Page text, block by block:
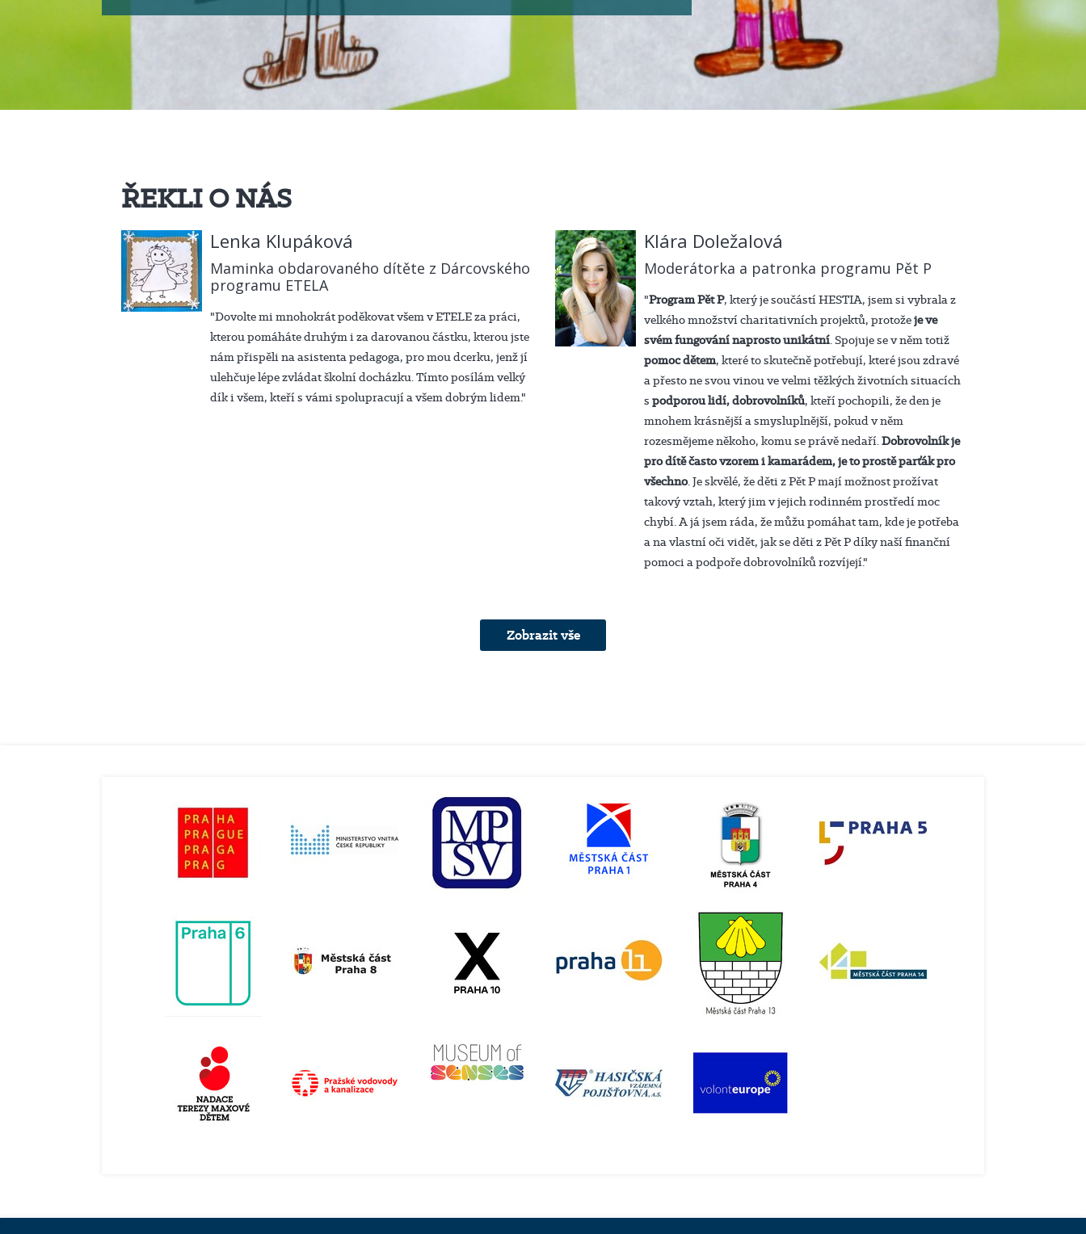
ŘEKLI O NÁS
Lenka Klupáková
Maminka obdarovaného dítěte z Dárcovského
programu ETELA
"Dovolte mi mnohokrát poděkovat všem v ETELE za práci,
kterou pomáháte druhým i za darovanou částku, kterou jste
nám přispěli na asistenta pedagoga, pro mou dcerku, jenž jí
ulehčuje lépe zvládat školní docházku. Tímto posílám velký
dík i všem, kteří s vámi spolupracují a všem dobrým lidem."
Klára Doležalová
Moderátorka a patronka programu Pět P
"Program Pět P, který je součástí HESTIA, jsem si vybrala z
velkého množství charitativních projektů, protožeje ve
svém fungování naprosto unikátní. Spojuje se v něm totiž
pomoc dětem, které to skutečně potřebují, které jsou zdravé
a přesto ne svou vinou ve velmi těžkých životních situacích
s podporou lidí, dobrovolníků, kteří pochopili, že den je
mnohem krásnější a smysluplnější, pokud v něm
rozesmějeme někoho, komu se právě nedaří.Dobrovolník je
pro dítě často vzorem i kamarádem, je to prostě parťák pro
všechno. Je skvělé, že děti z Pět P mají možnost prožívat
takový vztah, který jim v jejich rodinném prostředí moc
chybí. A já jsem ráda, že můžu pomáhat tam, kde je potřeba
a na vlastní oči vidět, jak se děti z Pět P díky naší finanční
pomoci a podpoře dobrovolníků rozvíjejí."
Zobrazit vše